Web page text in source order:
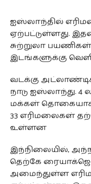
ஐஸ்லாந்தில்
ஏற்பட்டுள்ளது.
சுற்றுலா
இடங்களுக்கு
வடக்கு
நாடு ஐஸ்லாந்து.
மக்கள்
33 எரிமலைகள்
உள்ளன
இந்நிலையில்,
தெற்கே
அமைந்துள்ள